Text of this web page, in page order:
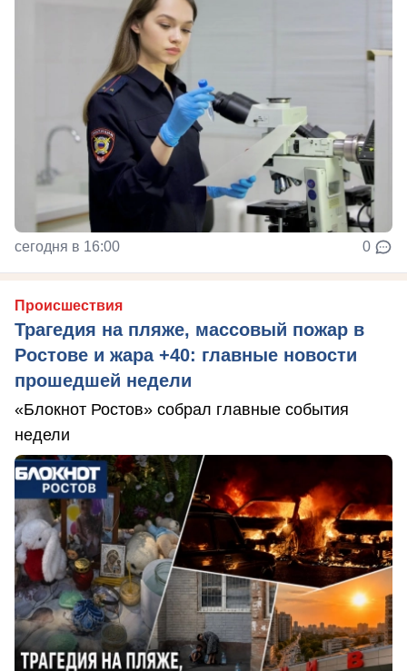
сегодня в 16:00 0
Происшествия
Трагедия на пляже, массовый пожар в
Ростове и жара +40: главные новости
прошедшей недели
«Блокнот Ростов» собрал главные события
недели